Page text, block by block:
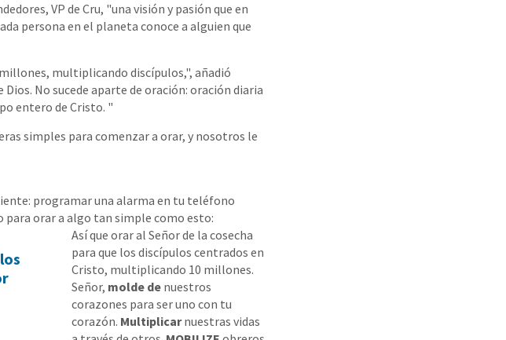
VP de Cru, "una visión y pasión que en
persona en el planeta conoce a alguien que
multiplicando discípulos,", añadió
No sucede aparte de oración: oración diaria
entero de Cristo. "
simples para comenzar a orar, y nosotros le
programar una alarma en tu teléfono
para orar a algo tan simple como esto:
Así que orar al Señor de la cosecha
para que los discípulos centrados en
Cristo, multiplicando 10 millones.
Señor, molde de nuestros
corazones para ser uno con tu
corazón. Multiplicarnuestras vidas